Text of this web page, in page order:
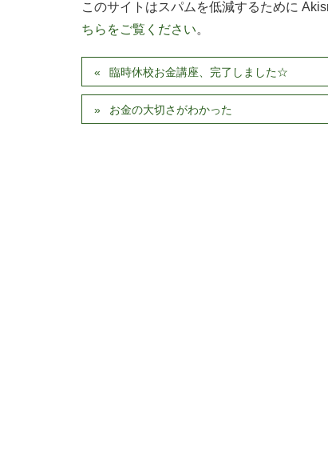
このサイトはスパムを低減するために
ちらをご覧ください。
臨時休校お金講座、完了しました☆
お金の大切さがわかった